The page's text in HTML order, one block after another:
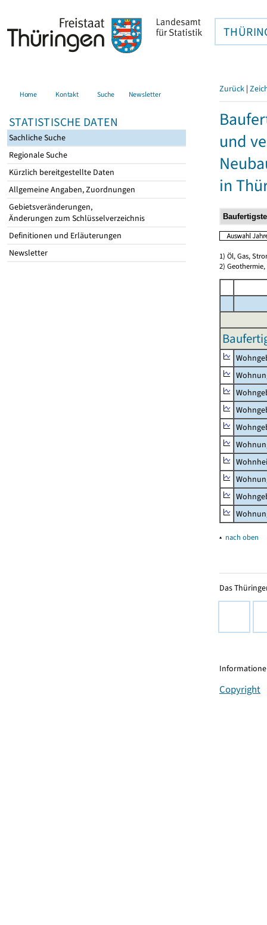
Home Kontakt Suche Newsletter
STATISTISCHE DATEN
Sachliche Suche
Regionale Suche
Kürzlich bereitgestellte Daten
Allgemeine Angaben, Zuordnungen
Gebietsveränderungen,
Änderungen zum Schlüsselverzeichnis
Definitionen und Erläuterungen
Newsletter
Zurück |
und
in
1) Öl, Gas,
2)
▴ nach oben
Das
Copyright